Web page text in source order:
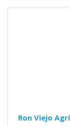
Ron Viejo